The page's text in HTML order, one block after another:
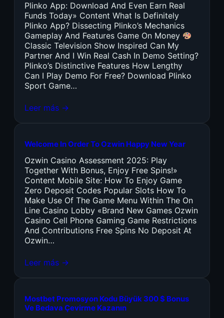
Plinko App: Download And Even Earn Real
Funds Today» Content What Is Definitely
Plinko App? Dissecting Plinko’s Mechanics
Gameplay And Features Game On Money
Classic Television Show Inspired Can My
Partner And I Win Real Cash In Demo Setting?
Plinko’s Distinctive Features How Lengthy
Can I Play Demo For Free? Download Plinko
Sport Game…
Leer más →
Welcome In Order To Ozwin Happy New Year
Ozwin Casino Assessment 2025: Play
Together With Bonus, Enjoy Free Spins!»
Content Mobile Site: How To Enjoy Game
Zero Deposit Codes Popular Slots How To
Make Use Of The Game Menu Within The On
Line Casino Lobby «Brand New Games Ozwin
Casino Cell Phone Gaming Game Restrictions
And Contributions Free Spins No Deposit At
Ozwin…
Leer más →
Mostbet Promosyon Kodu Büyük 300 $ Bonus
Ve Bedava Çevirme Kazanın